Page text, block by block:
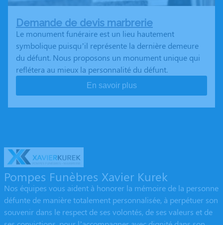
Demande de devis marbrerie
Le monument funéraire est un lieu hautement
symbolique puisqu’il représente la dernière demeure
du défunt. Nous proposons un monument unique qui
reflétera au mieux la personnalité du défunt.
En savoir plus
Pompes Funèbres Xavier Kurek
Nos équipes vous aident à honorer la mémoire de la personne
défunte de manière totalement personnalisée, à perpétuer son
souvenir dans le respect de ses volontés, de ses valeurs et de